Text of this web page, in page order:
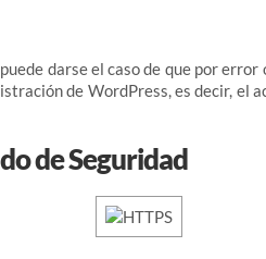
darse el caso de que por
de WordPress, es decir, el
de Seguridad